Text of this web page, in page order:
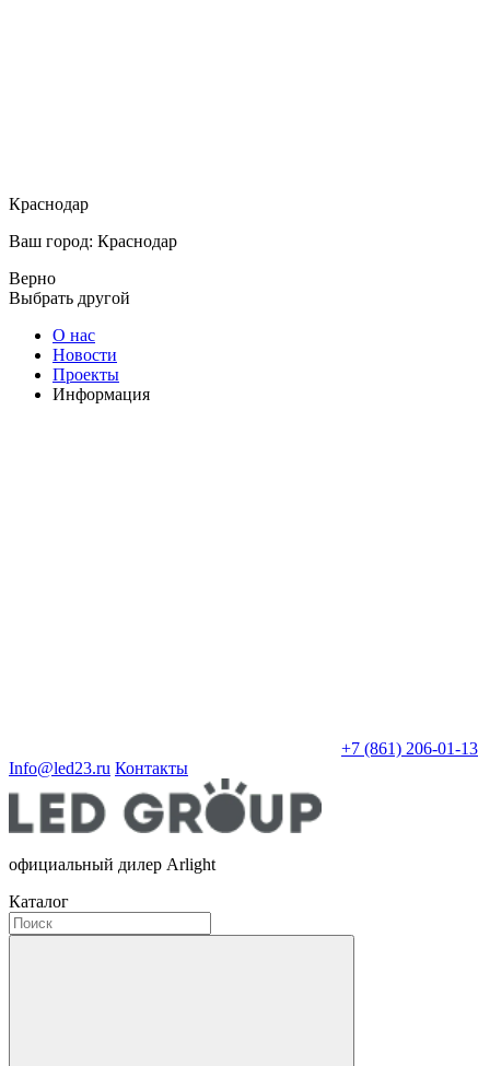
Краснодар
Ваш город: Краснодар
Верно
Выбрать другой
О нас
Новости
Проекты
Информация
+7 (861) 206-01-13
Info@led23.ru Контакты
официальный дилер Arlight
Каталог